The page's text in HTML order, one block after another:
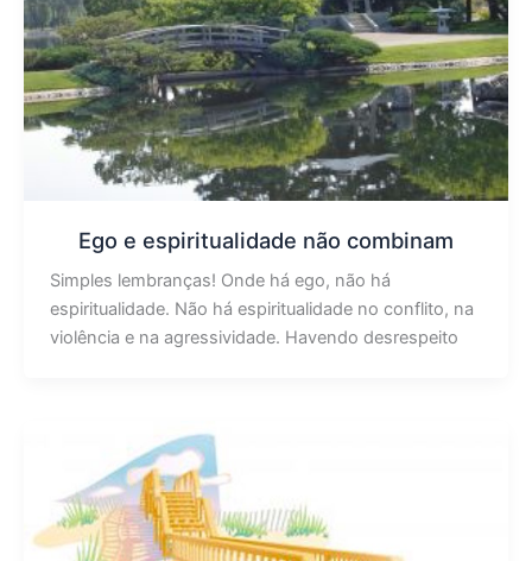
Ego e espiritualidade não combinam
Simples lembranças! Onde há ego, não há
espiritualidade. Não há espiritualidade no conflito, na
violência e na agressividade. Havendo desrespeito